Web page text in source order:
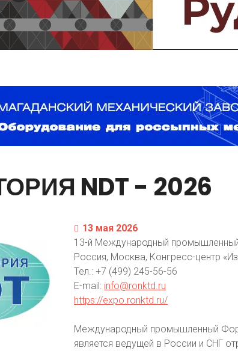
Предприятия и
Интервью
Выставки,
NDT- 2026
13 мая 2026
13-й Международный
Россия, Москва, Конгресс-центр
Тел.: +7 (499) 245-56-56
E-mail: info@ronktd.ru
https://expo.ronktd.ru/
Международный промышленный
является ведущей в России и СНГ